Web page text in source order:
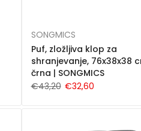
SONGMICS
Puf, zložljiva klop za
shranjevanje, 76x38x38
črna | SONGMICS
€43,20 €32,60